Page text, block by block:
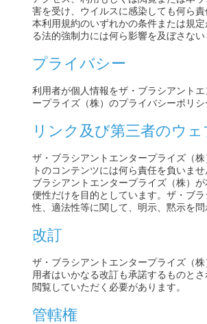
害を受け、ウイルスに感染しても何ら責
本利用規約のいずれかの条件または規
る法的強制力には何ら影響を及ぼさない
プライバシー
利用者が個人情報をザ・ブラシアント
ープライズ（株）のプライバシーポリシ
リンク及び第三者のウェ
ザ・ブラシアントエンタープライズ（
トのコンテンツには何ら責任を負いま
ブラシアントエンタープライズ（株）
便性だけを目的としています。ザ・ブ
性、適法性等に関して、明示、黙示を
改訂
ザ・ブラシアントエンタープライズ（
用者はいかなる改訂も承諾するものと
閲覧していただく必要があります。
管轄権